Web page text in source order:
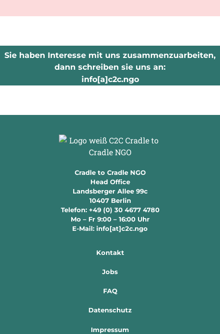
Sie haben Interesse mit uns zusammenzuarbeiten,
dann schreiben sie uns an:
info[a]c2c.ngo
Cradle to Cradle NGO
Head Office
Landsberger Allee 99c
10407 Berlin
Telefon: +49 (0) 30 4677 4780
Mo – Fr 9:00 – 16:00 Uhr
E-Mail: info[at]c2c.ngo
Kontakt
Jobs
FAQ
Datenschutz
Impressum